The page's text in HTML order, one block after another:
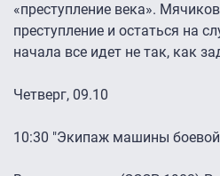
«преступление века».
преступление и остаться на
начала все идет не так, как
Четверг, 09.10
10:30 "Экипаж машины